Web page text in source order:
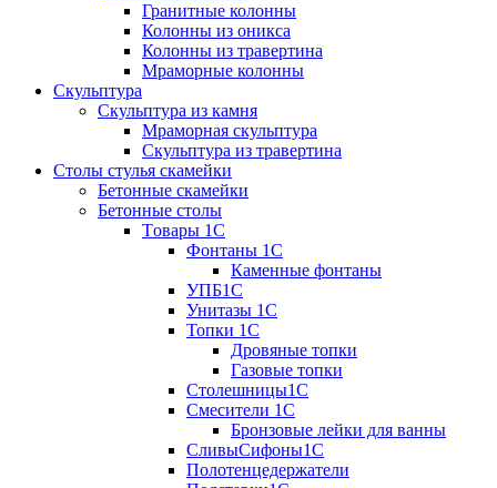
Гранитные колонны
Колонны из оникса
Колонны из травертина
Мраморные колонны
Скульптура
Скульптура из камня
Мраморная скульптура
Скульптура из травертина
Столы стулья скамейки
Бетонные скамейки
Бетонные столы
Tовары 1C
Фонтаны 1C
Каменные фонтаны
УПБ1С
Унитазы 1С
Топки 1С
Дровяные топки
Газовые топки
Столешницы1С
Смесители 1С
Бронзовые лейки для ванны
СливыСифоны1С
Полотенцедержатели